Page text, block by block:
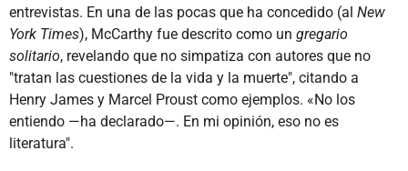
entrevistas. En una de las pocas que ha concedido (al New
York Times), McCarthy fue descrito como un gregario
solitario, revelando que no simpatiza con autores que no
"tratan las cuestiones de la vida y la muerte", citando a
Henry James y Marcel Proust como ejemplos. «No los
entiendo ―ha declarado―. En mi opinión, eso no es
literatura".